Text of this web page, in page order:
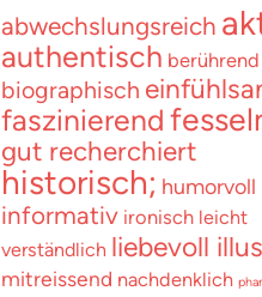
abwechslungsreich
authentisch berührend
biographisch
faszinierend
gut recherchiert
historisch; humorvoll
informativ ironisch leicht
verständlich liebevoll
mitreissend nachdenklich